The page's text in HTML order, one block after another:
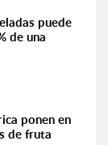
puede
de una
ponen en
de fruta